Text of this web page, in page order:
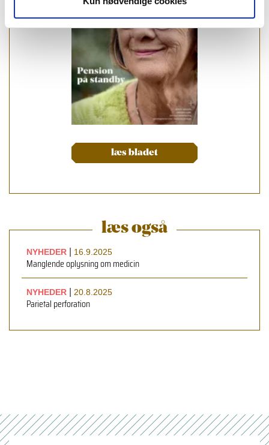
læs bladet
læs også
NYHEDER 16.9.2025
Manglende oplysning om medicin
NYHEDER 20.8.2025
Parietal perforation